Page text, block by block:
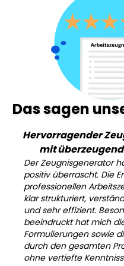
Das sagen
Hervorragender
mit
Der Zeugnisgenerator
positiv überrascht. Die
professionellen
klar strukturiert,
und sehr effizient.
beeindruckt hat mich
Formulierungen sowie
durch den gesamten
ohne vertiefte